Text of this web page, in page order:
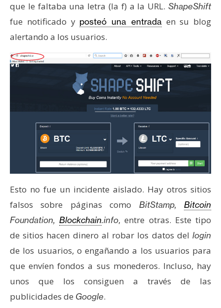
A
n
á
i
N
o
t
a
d
e
P
e
n
s
a
que le faltaba una letra (la f) a la URL. ShapeShift
fue notificado y posteó una entradaen su blog
alertando a los usuarios.
Esto no fue un incidente aislado. Hay otros sitios
falsos sobre páginas como BitStamp,Bitcoin
Foundation,Blockchain.info, entre otras. Este tipo
de sitios hacen dinero al robar los datos del login
de los usuarios, o engañando a los usuarios para
que envíen fondos a sus monederos. Incluso, hay
unos que los consiguen a través de las
publicidades de Google.